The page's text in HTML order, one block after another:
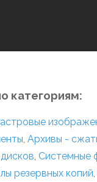
категориям:
, Архивы -
, Системные
резервных копий,